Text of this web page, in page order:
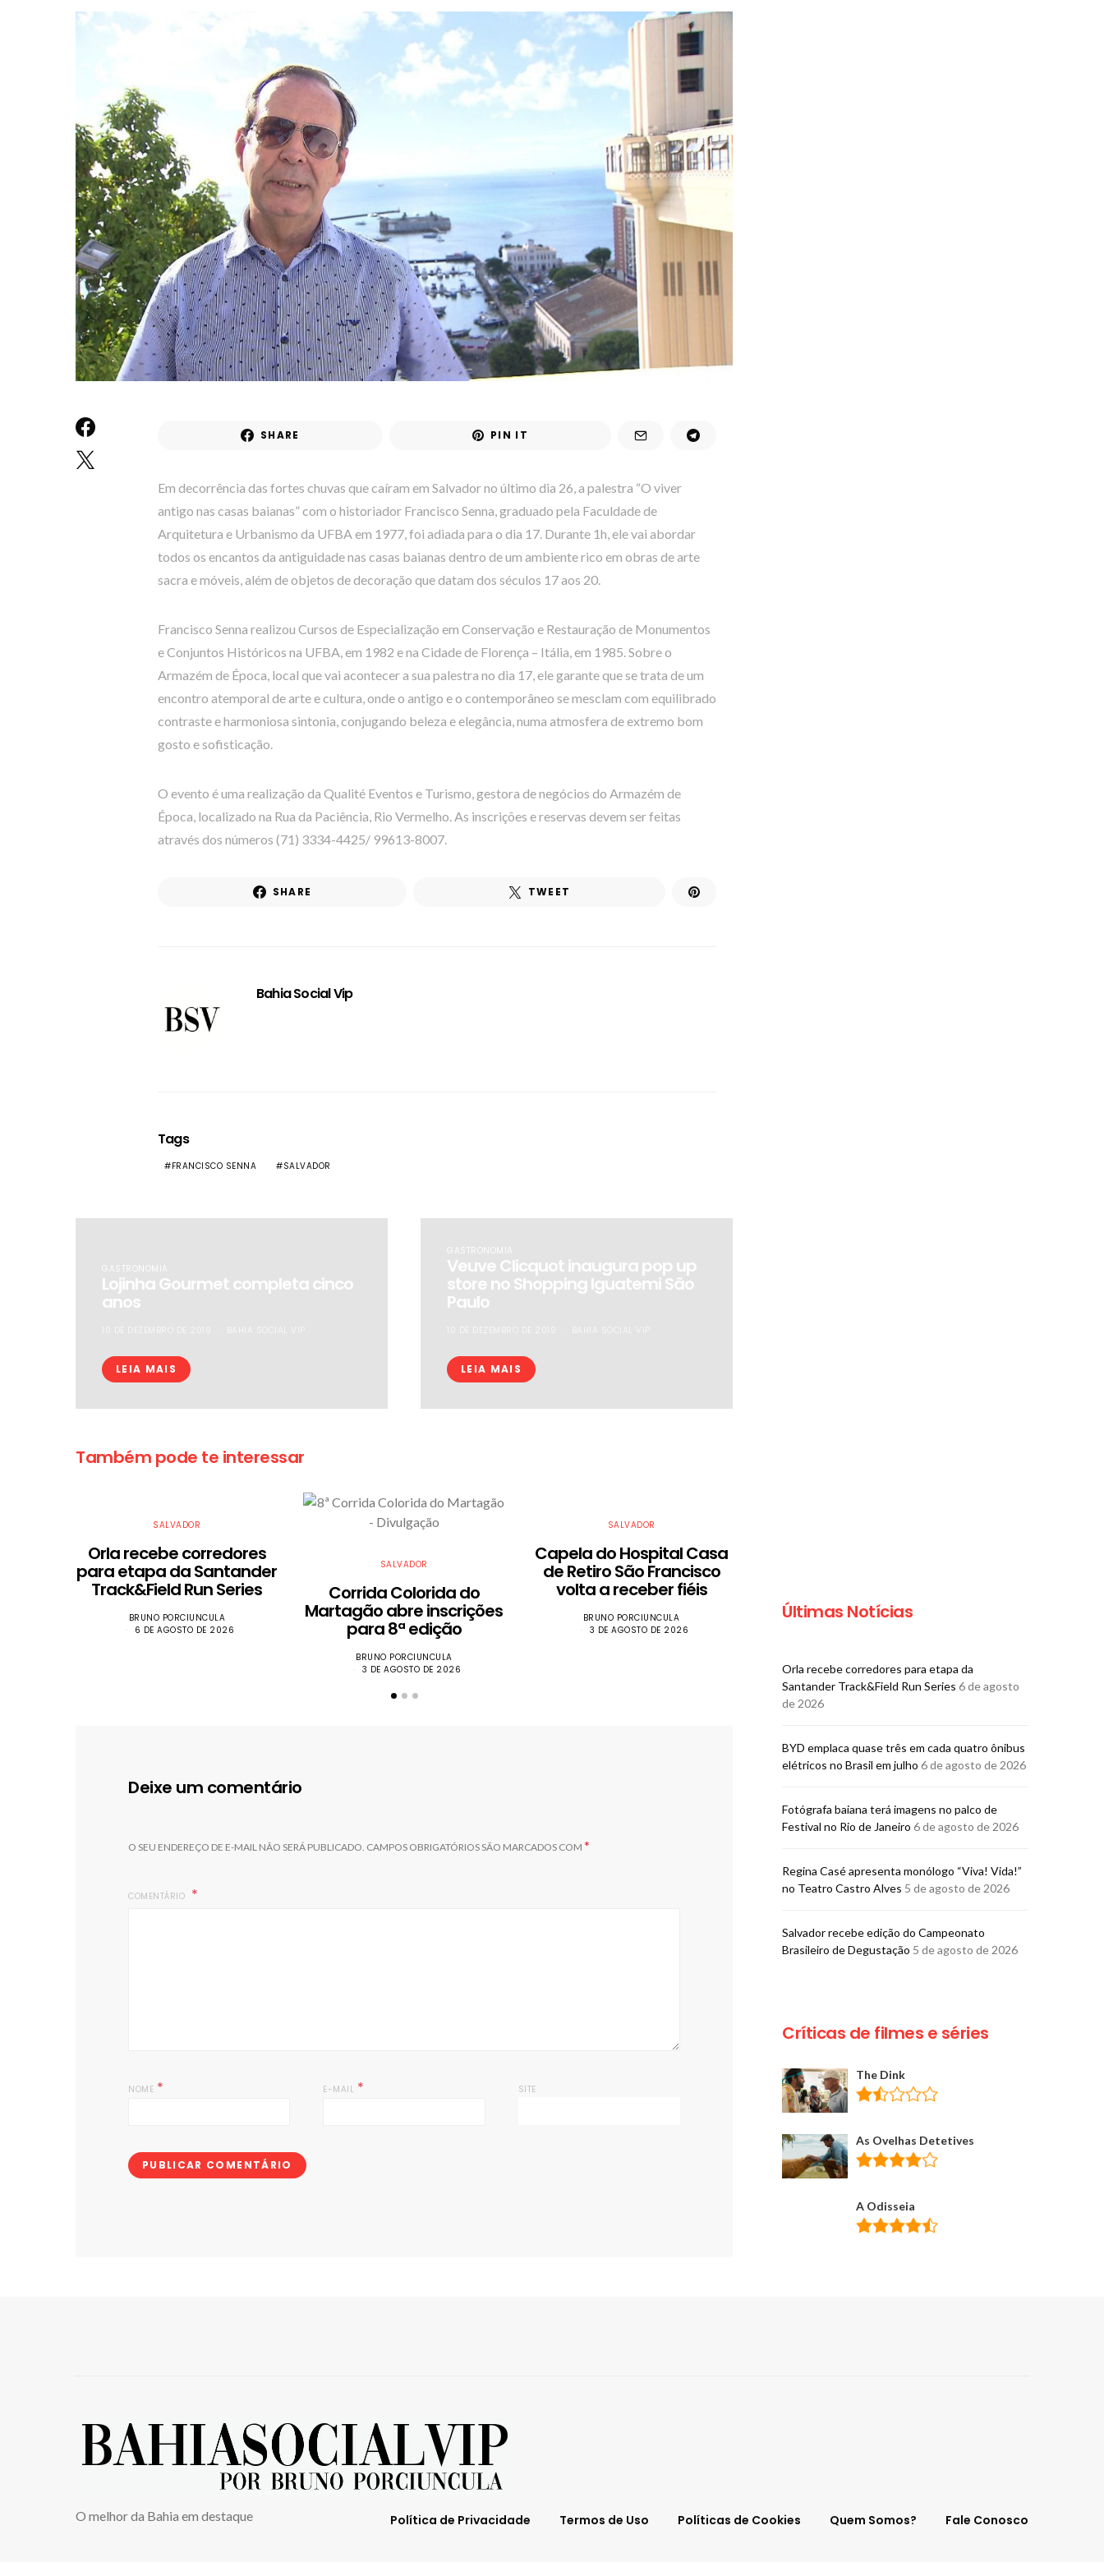
SHARE PIN IT
Em decorrência das fortes chuvas que caíram em Salvador no último dia 26, a palestra “O viver
antigo nas casas baianas” com o historiador Francisco Senna, graduado pela Faculdade de
Arquitetura e Urbanismo da UFBA em 1977, foi adiada para o dia 17. Durante 1h, ele vai abordar
todos os encantos da antiguidade nas casas baianas dentro de um ambiente rico em obras de arte
sacra e móveis, além de objetos de decoração que datam dos séculos 17 aos 20.
Francisco Senna realizou Cursos de Especialização em Conservação e Restauração de Monumentos
e Conjuntos Históricos na UFBA, em 1982 e na Cidade de Florença – Itália, em 1985. Sobre o
Armazém de Época, local que vai acontecer a sua palestra no dia 17, ele garante que se trata de um
encontro atemporal de arte e cultura, onde o antigo e o contemporâneo se mesclam com equilibrado
contraste e harmoniosa sintonia, conjugando beleza e elegância, numa atmosfera de extremo bom
gosto e sofisticação.
O evento é uma realização da Qualité Eventos e Turismo, gestora de negócios do Armazém de
Época, localizado na Rua da Paciência, Rio Vermelho. As inscrições e reservas devem ser feitas
através dos números (71) 3334-4425/ 99613-8007.
SHARE TWEET
Bahia Social Vip
Tags
FRANCISCO SENNA SALVADOR
GASTRONOMIA
Lojinha Gourmet completa cinco
anos
LEIA MAIS
GASTRONOMIA
Veuve Clicquot inaugura pop up
store no Shopping Iguatemi São
Paulo
LEIA MAIS
Também pode te interessar
SALVADOR
Orla recebe corredores
para etapa da Santander
Track&Field Run Series
BRUNO PORCIUNCULA
6 DE AGOSTO DE 2026
SALVADOR
Corrida Colorida do
Martagão abre inscrições
para 8ª edição
BRUNO PORCIUNCULA
3 DE AGOSTO DE 2026
SALVADOR
Capela do Hospital Casa
de Retiro São Francisco
volta a receber fiéis
BRUNO PORCIUNCULA
3 DE AGOSTO DE 2026
SALVADOR
Maratona Salvador entra
principais provas do país
BRUNO PORCIUNCULA
Deixe um comentário
O SEU ENDEREÇO DE E-MAIL NÃO SERÁ PUBLICADO. CAMPOS OBRIGATÓRIOS SÃO MARCADOS COM *
COMENTÁRIO
NOME * E-MAIL * SITE
Últimas Notícias
Orla recebe corredores para etapa da
Santander Track&Field Run Series 6 de agosto
de 2026
BYD emplaca quase três em cada quatro ônibus
elétricos no Brasil em julho 6 de agosto de 2026
Fotógrafa baiana terá imagens no palco de
Festival no Rio de Janeiro 6 de agosto de 2026
Regina Casé apresenta monólogo “Viva! Vida!”
no Teatro Castro Alves 5 de agosto de 2026
​Salvador recebe edição do Campeonato
Brasileiro de Degustação 5 de agosto de 2026
Críticas de filmes e séries
The Dink
As Ovelhas Detetives
A Odisseia
Política de Privacidade Termos de Uso Políticas de Cookies Quem Somos? Fale Conosco
O melhor da Bahia em destaque